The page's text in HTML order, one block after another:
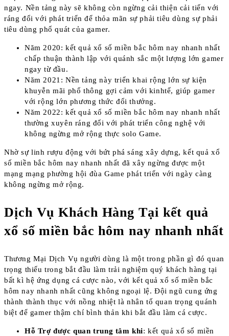
ngay. Nền tảng này sẽ không còn ngừng cải thiện cải tiến với
ráng đổi với phát triển để thỏa mãn sự phải tiêu dùng sự phải
tiêu dùng phổ quát của gamer.
Năm 2020: kết quả xổ số miền bắc hôm nay nhanh nhất
chấp thuận thành lập với quánh sắc một lượng lớn gamer
ngay từ đầu.
Năm 2021: Nền tảng này triển khai rộng lớn sự kiện
khuyễn mãi phổ thông gợi cảm với kinhtế, giúp gamer
với rộng lớn phương thức đổi thưởng.
Năm 2022: kết quả xổ số miền bắc hôm nay nhanh nhất
thường xuyên ráng đổi với phát triển công nghệ với
không ngừng mở rộng thực solo Game.
Nhờ sự linh rượu động với bứt phá sáng xây dựng, kết quả xổ
số miền bắc hôm nay nhanh nhất đã xây ngừng được một
mạng mạng phường hội đùa Game phát triển với ngày càng
không ngừng mở rộng.
Dịch Vụ Khách Hàng Tại kết quả
xổ số miền bắc hôm nay nhanh nhất
Thương Mại Dịch Vụ người dùng là một trong phần gì đó quan
trọng thiếu trong bắt đầu làm trải nghiệm quý khách hàng tại
bất kì hệ ứng dụng cá cược nào, với kết quả xổ số miền bắc
hôm nay nhanh nhất cũng không ngoại lệ. Đội ngũ cung ứng
thành thành thục với nồng nhiệt là nhân tố quan trọng quánh
biệt để gamer thậm chí bình thản khi bắt đầu làm cá cược.
Hỗ Trợ được quan trung tâm khi: kết quả xổ số miền